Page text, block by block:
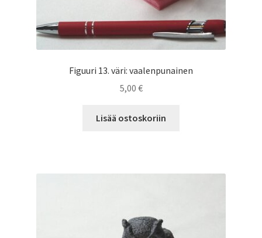
Figuuri 13. väri: vaalenpunainen
5,00 €
Lisää ostoskoriin